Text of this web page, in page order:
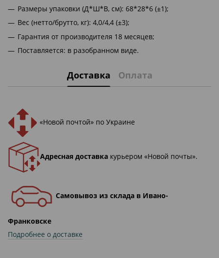
Размеры упаковки (Д*Ш*В, см): 68*28*6 (±1);
Вес (нетто/брутто, кг): 4,0/4,4 (±3);
Гарантия от производителя 18 месяцев;
Поставляется: в разобранном виде.
Доставка Оплата
«Новой почтой» по Украине
Адресная доставка курьером «Новой почты».
Самовывоз из склада в Ивано-
Франковске
Подробнее о доставке